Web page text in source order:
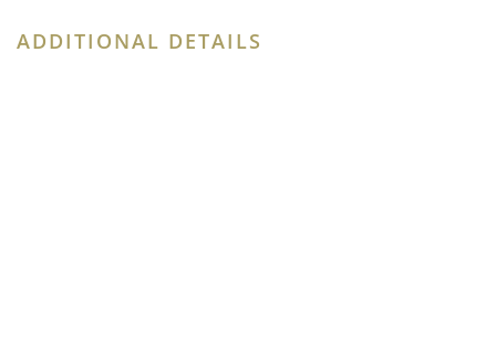
ADDITIONAL DETAILS